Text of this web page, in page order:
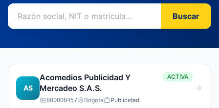
Buscar
AS
Acomedios Publicidad Y
Mercadeo S.A.S.
ACTIVA
800000457 Bogota Publicidad.